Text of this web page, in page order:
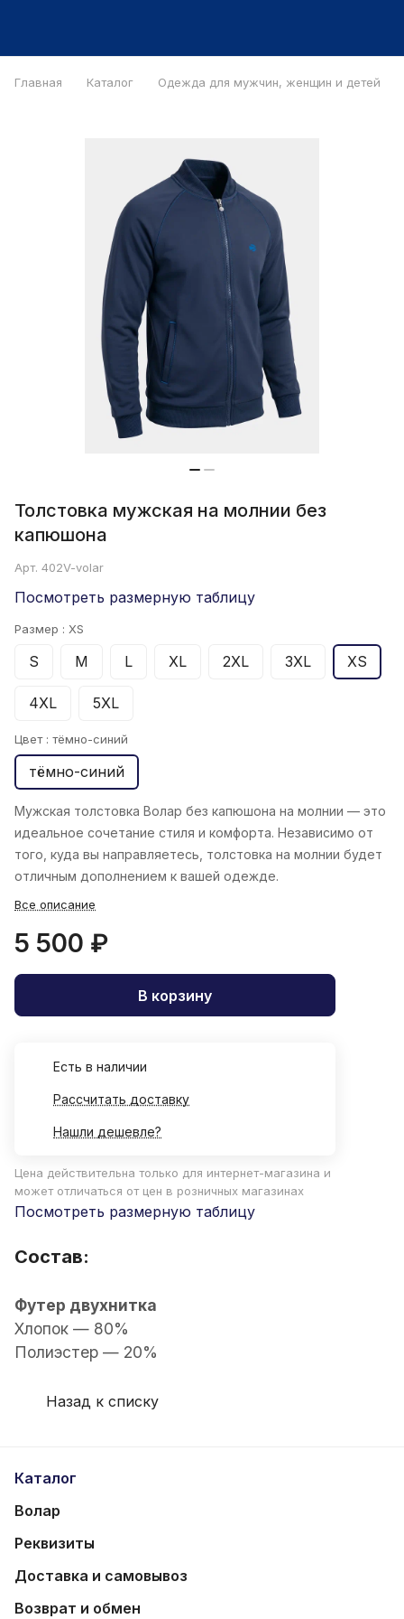
Главная Каталог Одежда для мужчин, женщин и детей
Толстовка мужская на молнии без
капюшона
Арт. 402V-volar
Посмотреть размерную таблицу
Размер : XS
S M L XL 2XL 3XL XS
4XL 5XL
Цвет : тёмно-синий
тёмно-синий
Мужская толстовка Волар без капюшона на молнии — это
идеальное сочетание стиля и комфорта. Независимо от
того, куда вы направляетесь, толстовка на молнии будет
отличным дополнением к вашей одежде.
Все описание
5 500 ₽
В корзину
Есть в наличии
Рассчитать доставку
Нашли дешевле?
Цена действительна только для интернет-магазина и
может отличаться от цен в розничных магазинах
Посмотреть размерную таблицу
Состав:
Футер двухнитка
Хлопок — 80%
Полиэстер — 20%
Назад к списку
Каталог
Волар
Реквизиты
Доставка и самовывоз
Возврат и обмен